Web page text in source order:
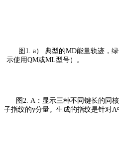
图1. a） 典型的MD能量轨迹，
示使用QM或ML型号）。
图2. A：显示三种不同键长的同
子指纹的y分量。生成的指纹是针对A